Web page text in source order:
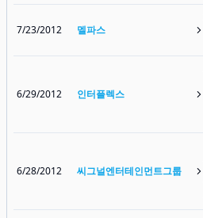
7/23/2012 멜파스
6/29/2012 인터플렉스
6/28/2012 씨그널엔터테인먼트그룹